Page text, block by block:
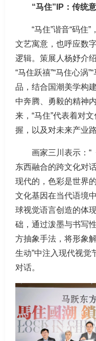
“马住”IP：传统
“马住”谐音“码住”
文艺寓意，也呼应数字
逻辑。策展人杨妤介
“马住跃禧”“马住心涡
品，结合国潮美学构
中奔腾、勇毅的精神
来，“马住”代表着对
握，以及对未来产业
画家三川表示：“
东西融合的跨文化对
现代的，色彩是世界
文化基因在当代语境
球视觉语言创造的体
础，通过泼墨与书写
方抽象手法，将形象
生动”中注入现代视觉
对话。